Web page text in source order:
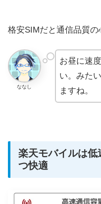
格安SIMだと通信品質の
ななし
お昼に速
い。みた
ますね。
楽天モバイルは
つ快適